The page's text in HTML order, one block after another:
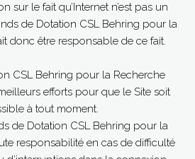
sur le fait qu’Internet n’est pas un
de Dotation CSL Behring pour la
donc être responsable de ce fait.
CSL Behring pour la Recherche
efforts pour que le Site soit
à tout moment.
de Dotation CSL Behring pour la
responsabilité en cas de difficulté